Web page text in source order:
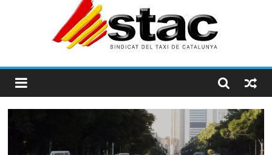
STAC/ATC SOLICITAN TAULA TÈCNICA PARA MEJORAR LA
OPERATIVA DE ENTRADA EN EL PUERTO DE BARCELONA.
Programa de Radio TAXI LIBRE 22.07.2026 en COOLTURA FM.